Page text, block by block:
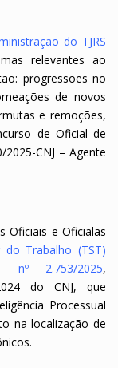
do TJRS
relevantes ao
progressões no
de novos
e remoções,
de Oficial de
CNJ – Agente
Oficiais e Oficialas
Trabalho (TST)
nº 2.753/2025,
do CNJ, que
Processual
na localização de